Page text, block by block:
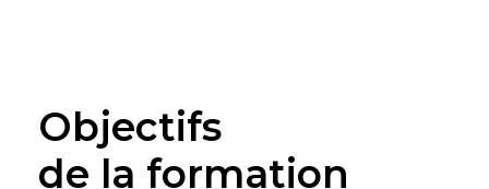
Objectifs
de la formation